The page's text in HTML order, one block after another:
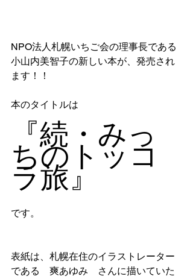
NPO法人札幌いちご会の理事長である
小山内美智子の新しい本が、発売され
ます！！
本のタイトルは
『続・みっ
ちのトッコ
ラ旅』
です。
表紙は、札幌在住のイラストレーター
である　爽あゆみ　さんに描いていた